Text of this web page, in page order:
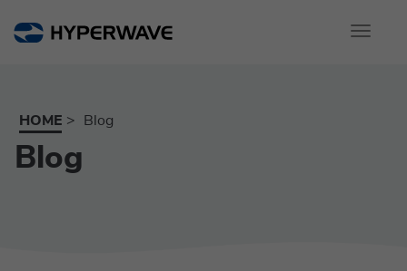
Toggle
HOME Blog
Blog